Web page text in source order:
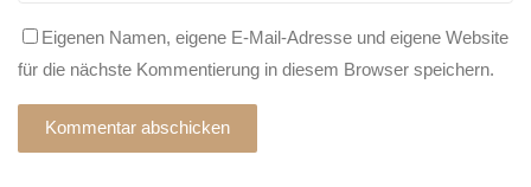
Eigenen Namen, eigene E-Mail-Adresse und eigene Website
für die nächste Kommentierung in diesem Browser speichern.